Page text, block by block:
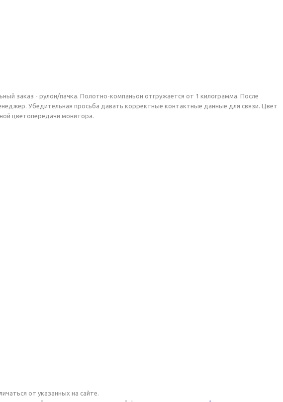
заказ - рулон/пачка. Полотно-компаньон отгружается от 1 килограмма. После
Убедительная просьба давать корректные контактные данные для связи. Цвет
цветопередачи монитора.
от указанных на сайте.